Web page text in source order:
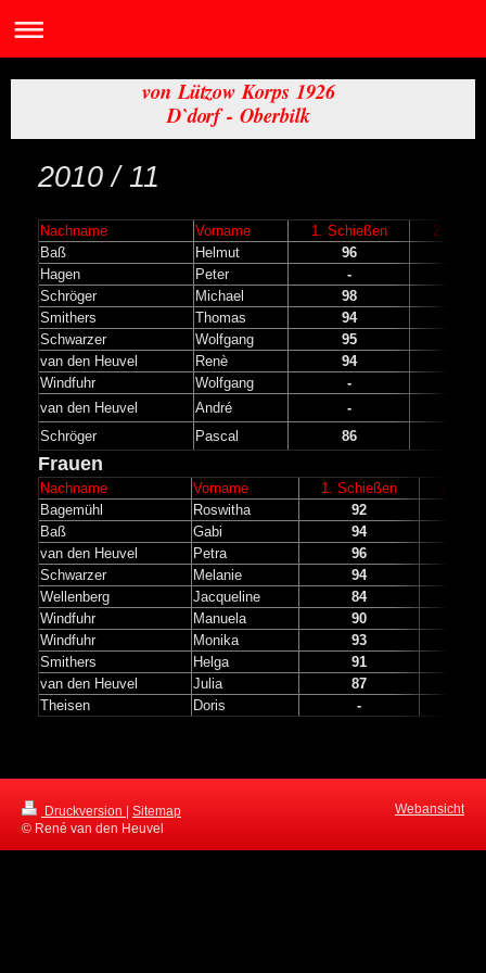
von Lützow Korps 1926
D`dorf - Oberbilk
2010 / 11
Nachname Vorname 1. Schießen
2.
Baß
Helmut 96
Hagen
Peter -
Schröger
Michael 98
Smithers
Thomas 94
Schwarzer
Wolfgang 95
van den Heuvel
Renè 94
Windfuhr
Wolfgang -
van den Heuvel
André -
Schröger
Pascal 86
Frauen
Nachname Vorname 1. Schießen
Bagemühl
Roswitha 92
Baß
Gabi 94
van den Heuvel
Petra 96
Schwarzer
Melanie 94
Wellenberg
Jacqueline 84
Windfuhr
Manuela 90
Windfuhr
Monika 93
Smithers
Helga 91
van den Heuvel
Julia 87
Theisen
Doris -
Druckversion | Sitemap
© René van den Heuvel
Webansicht